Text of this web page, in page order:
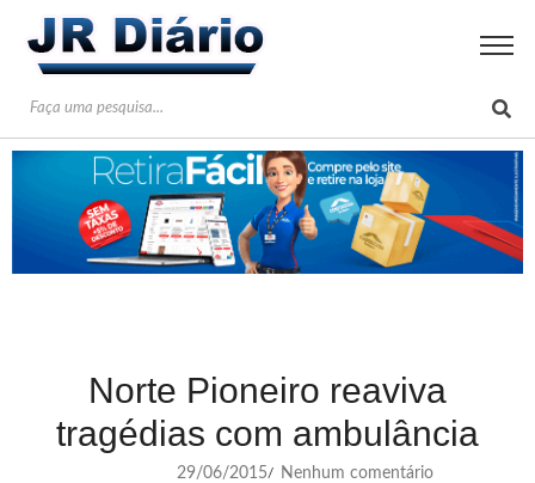
Norte Pioneiro reaviva
tragédias com ambulância
29/06/2015/ Nenhum comentário